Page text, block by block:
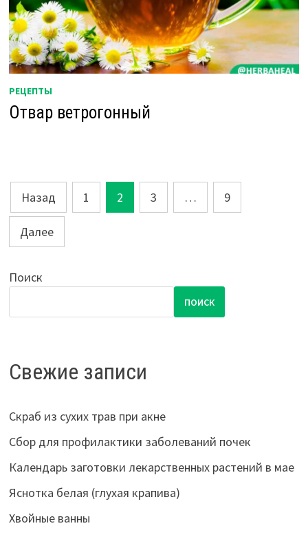
РЕЦЕПТЫ
Отвар ветрогонный
Пагинация
записей
Назад 1 2 3 … 9
Далее
Поиск
ПОИСК
Свежие записи
Скраб из сухих трав при акне
Сбор для профилактики заболеваний почек
Календарь заготовки лекарственных растений в мае
Яснотка белая (глухая крапива)
Хвойные ванны